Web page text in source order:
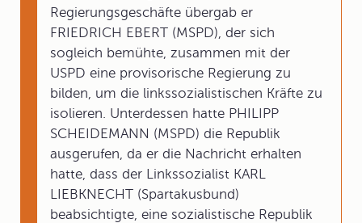
Regierungsgeschäfte übergab er
FRIEDRICH EBERT (MSPD), der sich
sogleich bemühte, zusammen mit der
USPD eine provisorische Regierung zu
bilden, um die linkssozialistischen Kräfte zu
isolieren. Unterdessen hatte PHILIPP
SCHEIDEMANN (MSPD) die Republik
ausgerufen, da er die Nachricht erhalten
hatte, dass der Linkssozialist KARL
LIEBKNECHT (Spartakusbund)
beabsichtigte, eine sozialistische Republik